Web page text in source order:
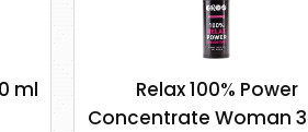
ml
Relax 100% Power
Concentrate Woman